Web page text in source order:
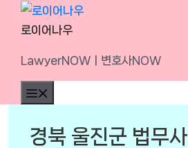
Skip
로이어나우
LawyerNOWㅣ변호사NOW
경북 울진군 법무사